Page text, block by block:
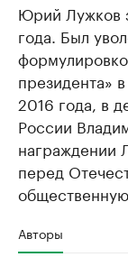
Юрий Лужков
года. Был
президента»
2016 года, в
России
награждении
перед
общественную
Авторы